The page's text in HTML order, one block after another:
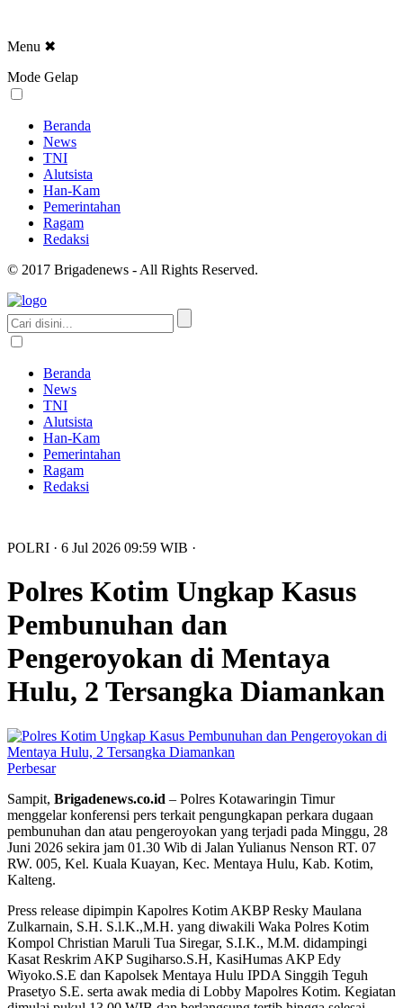
Menu ✖
Mode Gelap
Beranda
News
TNI
Alutsista
Han-Kam
Pemerintahan
Ragam
Redaksi
© 2017 Brigadenews - All Rights Reserved.
Beranda
News
TNI
Alutsista
Han-Kam
Pemerintahan
Ragam
Redaksi
POLRI · 6 Jul 2026 09:59 WIB ·
Polres Kotim Ungkap Kasus
Pembunuhan dan
Pengeroyokan di Mentaya
Hulu, 2 Tersangka Diamankan
Perbesar
Sampit, Brigadenews.co.id – Polres Kotawaringin Timur
menggelar konferensi pers terkait pengungkapan perkara dugaan
pembunuhan dan atau pengeroyokan yang terjadi pada Minggu, 28
Juni 2026 sekira jam 01.30 Wib di Jalan Yulianus Nenson RT. 07
RW. 005, Kel. Kuala Kuayan, Kec. Mentaya Hulu, Kab. Kotim,
Kalteng.
Press release dipimpin Kapolres Kotim AKBP Resky Maulana
Zulkarnain, S.H. S.l.K.,M.H. yang diwakili Waka Polres Kotim
Kompol Christian Maruli Tua Siregar, S.I.K., M.M. didampingi
Kasat Reskrim AKP Sugiharso.S.H, KasiHumas AKP Edy
Wiyoko.S.E dan Kapolsek Mentaya Hulu IPDA Singgih Teguh
Prasetyo S.E. serta awak media di Lobby Mapolres Kotim. Kegiatan